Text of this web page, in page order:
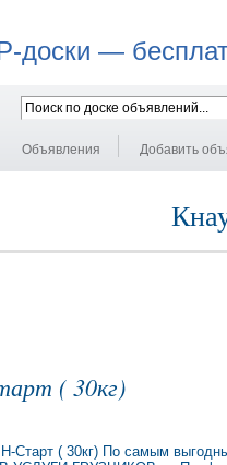
доски —
Объявления Добавить
( 30кг)
МН-Старт ( 30кг) По самым